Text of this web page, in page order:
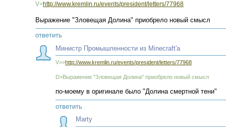
V>http://www.kremlin.ru/events/president/letters/77968
Выражение "Зловещая Долина" приобрело новый смысл
ответить
Министр Промышленности из Minecraft'а
V>>http://www.kremlin.ru/events/president/letters/77968
D>Выражение "Зловещая Долина" приобрело новый смысл
по-моему в оригинале было "Долина смертной тени"
ответить
Marty